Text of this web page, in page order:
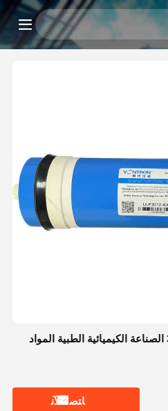
RO مرشح الغشاء نموذج 3013 الصناعة الكيميائية الطبية المواد
ﺎﺘﺼﻟ ﺍﻶﻧ